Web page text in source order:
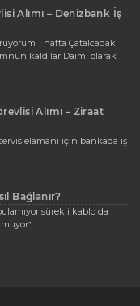
Alımı – Denizbank İş
1 hafta Çatalcadaki
kaldılar Daimi olarak
Alımı – Ziraat
elamanı için bankada iş
Bağlanır?
sürekli kablo da
”